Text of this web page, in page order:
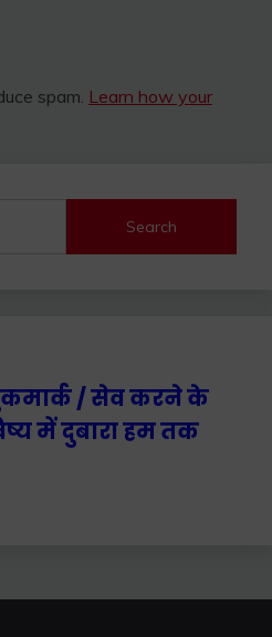
spam. Learn how your
/ सेव करने के
में दुबारा हम तक